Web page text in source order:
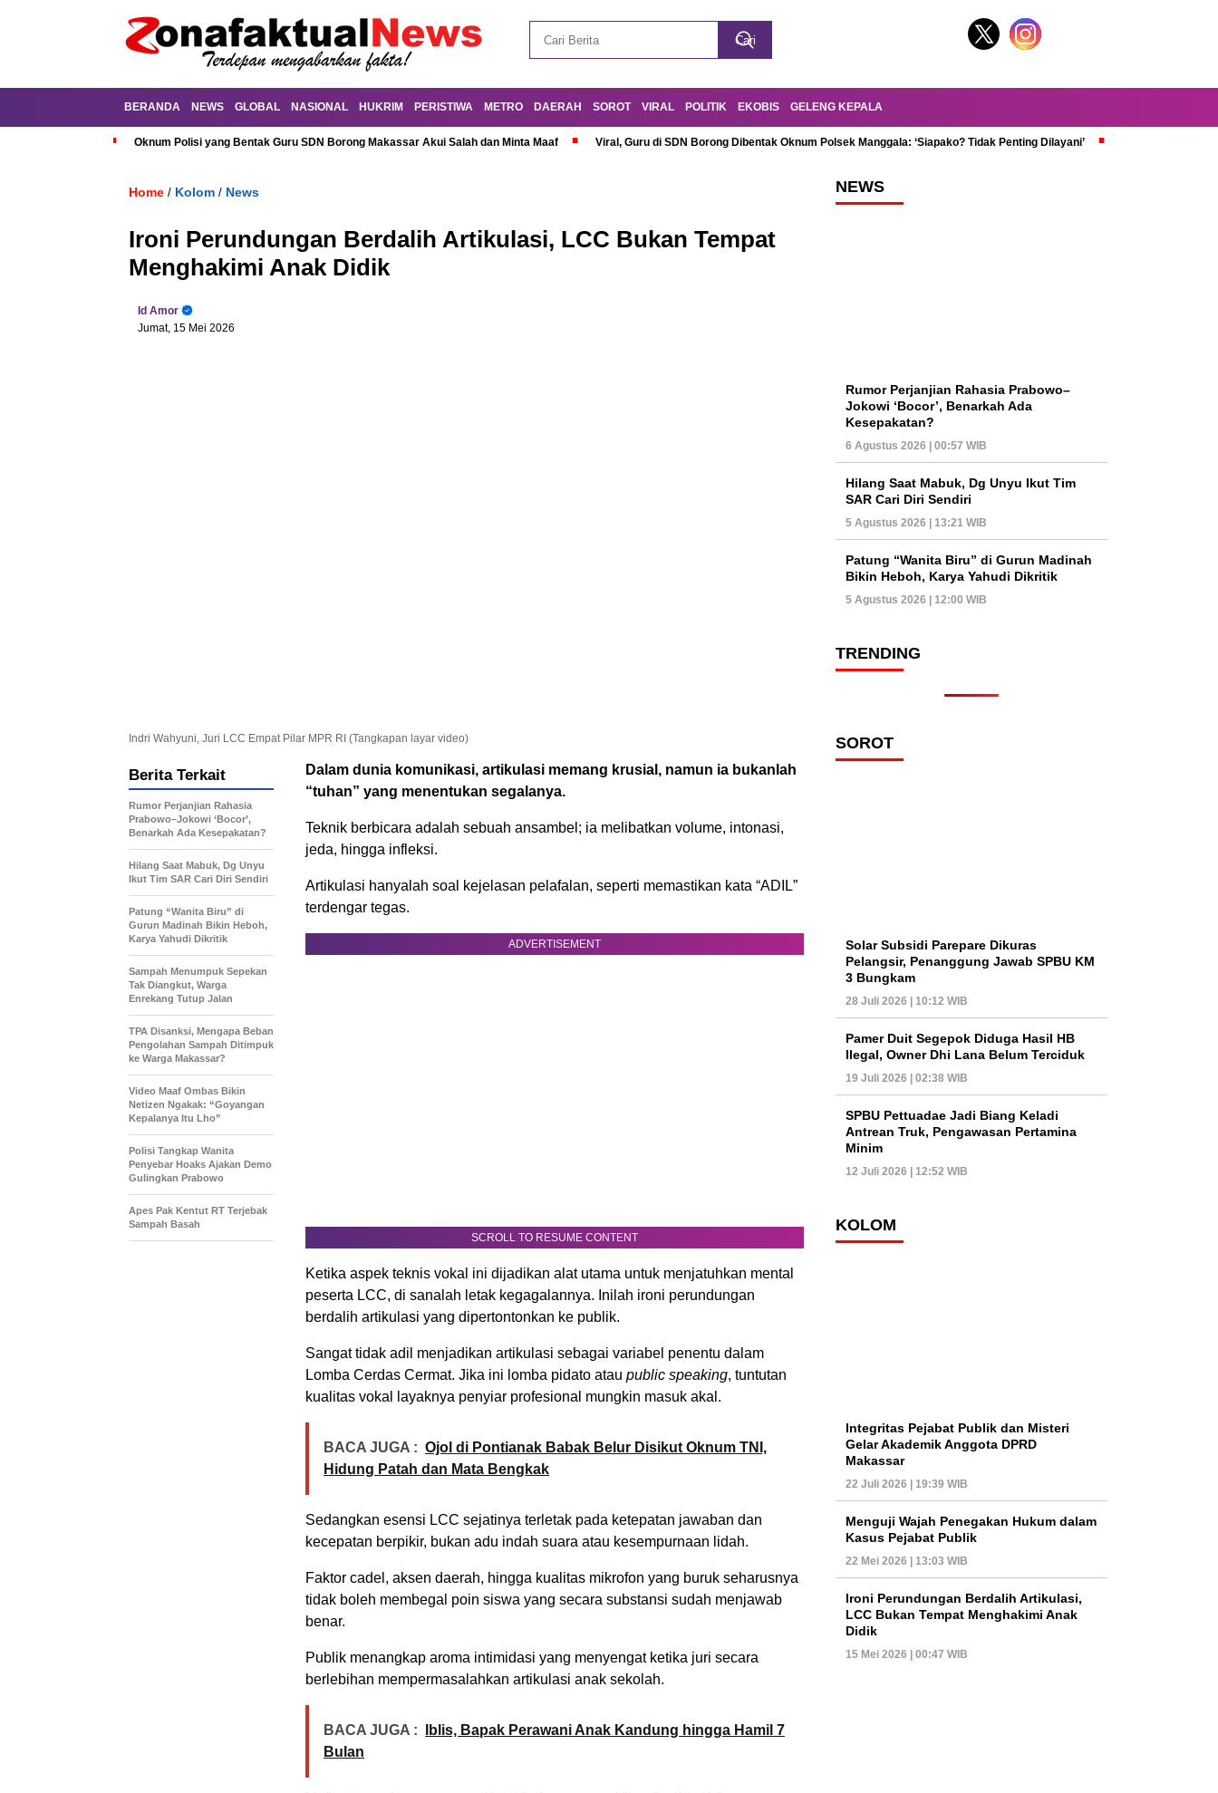
BERANDA NEWS GLOBAL NASIONAL HUKRIM PERISTIWA METRO DAERAH SOROT VIRAL POLITIK EKOBIS GELENG KEPALA
Oknum Polisi yang Bentak Guru SDN Borong Makassar Akui Salah dan Minta Maaf Viral, Guru di SDN Borong Dibentak Oknum Polsek Manggala: ‘Siapako? Tidak Penting Dilayani’
Home / Kolom / News
Ironi Perundungan Berdalih Artikulasi, LCC Bukan Tempat
Menghakimi Anak Didik
Id Amor
Jumat, 15 Mei 2026
Indri Wahyuni, Juri LCC Empat Pilar MPR RI (Tangkapan layar video)
Dalam dunia komunikasi, artikulasi memang krusial, namun ia bukanlah
“tuhan” yang menentukan segalanya.
Teknik berbicara adalah sebuah ansambel; ia melibatkan volume, intonasi,
jeda, hingga infleksi.
Artikulasi hanyalah soal kejelasan pelafalan, seperti memastikan kata “ADIL”
terdengar tegas.
ADVERTISEMENT
SCROLL TO RESUME CONTENT
Ketika aspek teknis vokal ini dijadikan alat utama untuk menjatuhkan mental
peserta LCC, di sanalah letak kegagalannya. Inilah ironi perundungan
berdalih artikulasi yang dipertontonkan ke publik.
Sangat tidak adil menjadikan artikulasi sebagai variabel penentu dalam
Lomba Cerdas Cermat. Jika ini lomba pidato atau public speaking, tuntutan
kualitas vokal layaknya penyiar profesional mungkin masuk akal.
BACA JUGA : Ojol di Pontianak Babak Belur Disikut Oknum TNI,
Hidung Patah dan Mata Bengkak
Sedangkan esensi LCC sejatinya terletak pada ketepatan jawaban dan
kecepatan berpikir, bukan adu indah suara atau kesempurnaan lidah.
Faktor cadel, aksen daerah, hingga kualitas mikrofon yang buruk seharusnya
tidak boleh membegal poin siswa yang secara substansi sudah menjawab
benar.
Publik menangkap aroma intimidasi yang menyengat ketika juri secara
berlebihan mempermasalahkan artikulasi anak sekolah.
BACA JUGA :
Iblis, Bapak Perawani Anak Kandung hingga Hamil 7
Bulan
Berita Terkait
Rumor Perjanjian Rahasia
Prabowo–Jokowi ‘Bocor’,
Benarkah Ada Kesepakatan?
Hilang Saat Mabuk, Dg Unyu
Ikut Tim SAR Cari Diri Sendiri
Patung “Wanita Biru” di
Gurun Madinah Bikin Heboh,
Karya Yahudi Dikritik
Sampah Menumpuk Sepekan
Tak Diangkut, Warga
Enrekang Tutup Jalan
TPA Disanksi, Mengapa Beban
Pengolahan Sampah Ditimpuk
ke Warga Makassar?
Video Maaf Ombas Bikin
Netizen Ngakak: “Goyangan
Kepalanya Itu Lho”
Polisi Tangkap Wanita
Penyebar Hoaks Ajakan Demo
Gulingkan Prabowo
Apes Pak Kentut RT Terjebak
Sampah Basah
NEWS
Rumor Perjanjian Rahasia Prabowo–
Jokowi ‘Bocor’, Benarkah Ada
Kesepakatan?
6 Agustus 2026 | 00:57 WIB
Hilang Saat Mabuk, Dg Unyu Ikut Tim
SAR Cari Diri Sendiri
5 Agustus 2026 | 13:21 WIB
Patung “Wanita Biru” di Gurun Madinah
Bikin Heboh, Karya Yahudi Dikritik
5 Agustus 2026 | 12:00 WIB
TRENDING
SOROT
Solar Subsidi Parepare Dikuras
Pelangsir, Penanggung Jawab SPBU KM
3 Bungkam
28 Juli 2026 | 10:12 WIB
Pamer Duit Segepok Diduga Hasil HB
Ilegal, Owner Dhi Lana Belum Terciduk
19 Juli 2026 | 02:38 WIB
SPBU Pettuadae Jadi Biang Keladi
Antrean Truk, Pengawasan Pertamina
Minim
12 Juli 2026 | 12:52 WIB
KOLOM
Integritas Pejabat Publik dan Misteri
Gelar Akademik Anggota DPRD
Makassar
22 Juli 2026 | 19:39 WIB
Menguji Wajah Penegakan Hukum dalam
Kasus Pejabat Publik
22 Mei 2026 | 13:03 WIB
Ironi Perundungan Berdalih Artikulasi,
LCC Bukan Tempat Menghakimi Anak
Didik
15 Mei 2026 | 00:47 WIB